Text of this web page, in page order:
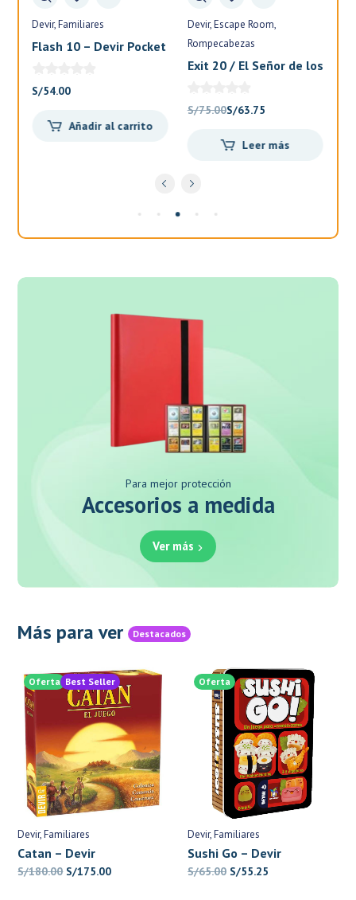
Devir Familiares
Flash 10 – Devir Pocket
S/54.00
Añadir al carrito
Devir Escape Room
Rompecabezas
Exit 20 / El Señor de los
S/75.00El
original
S/63.75El
actual
Leer más
Para mejor protección
Accesorios a medida
Ver más
Más para ver Destacados
Oferta Best Seller
Devir Familiares
Catan – Devir
S/180.00 El
S/175.00El
Oferta
Devir Familiares
Sushi Go – Devir
S/65.00 El
S/55.25